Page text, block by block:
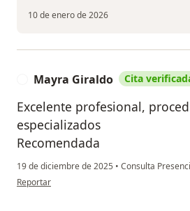
10 de enero de 2026
Mayra Giraldo Cita
Excelente profesional,
especializados
Recomendada
19 de diciembre de 2025 • Consulta
en opinión del usuario Mayra Giraldo
Reportar